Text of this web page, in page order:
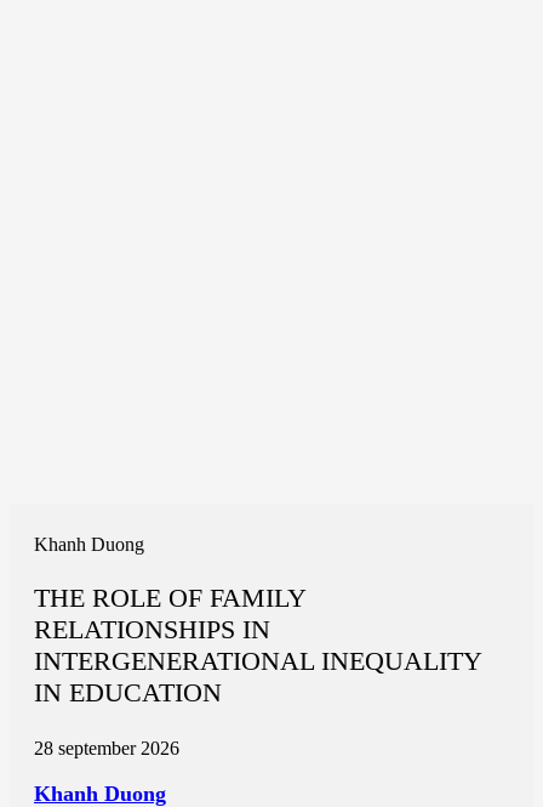
Khanh Duong
THE ROLE OF FAMILY
RELATIONSHIPS IN
INTERGENERATIONAL INEQUALITY
IN EDUCATION
28 september 2026
Khanh Duong